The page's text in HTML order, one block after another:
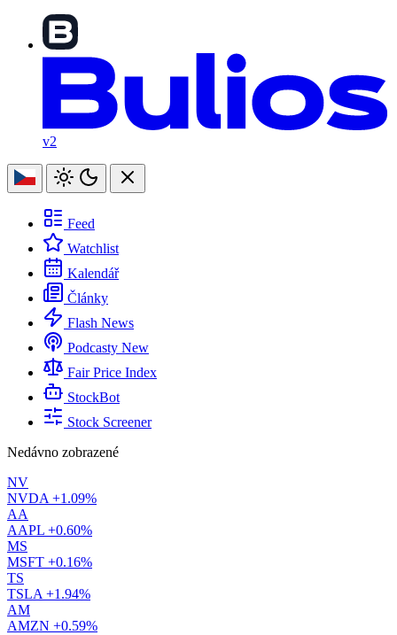
v2
Feed
Watchlist
Kalendář
Články
Flash News
Podcasty New
Fair Price Index
StockBot
Stock Screener
Nedávno zobrazené
NV
NVDA +1.09%
AA
AAPL +0.60%
MS
MSFT +0.16%
TS
TSLA +1.94%
AM
AMZN +0.59%